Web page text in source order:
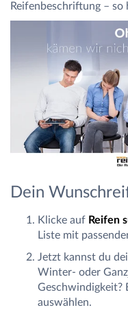
Reifenbeschriftung –
Dein
Klicke auf Reifen
Liste mit
Jetzt kannst du
Winter- oder
Geschwindigkeit?
auswählen.